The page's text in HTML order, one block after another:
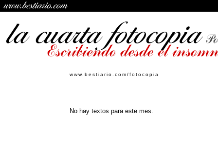
www.bestiario.com/fotocopia
No hay textos para este mes.